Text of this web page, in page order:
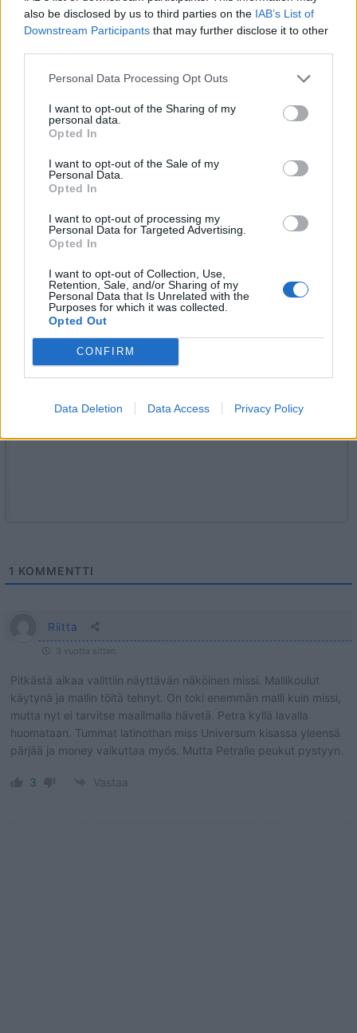
also be disclosed by us to third parties on the IAB’s List of
Downstream Participants that may further disclose it to other
Personal Data Processing Opt Outs
I want to opt-out of the Sharing of my
personal data.
Opted In
I want to opt-out of the Sale of my
Personal Data.
Opted In
I want to opt-out of processing my
Personal Data for Targeted Advertising.
Opted In
I want to opt-out of Collection, Use,
Retention, Sale, and/or Sharing of my
Personal Data that Is Unrelated with the
Purposes for which it was collected.
Opted Out
CONFIRM
Data Deletion Data Access Privacy Policy
Kuvat:
Adelaide Botty Van Den Bruele
Miss Suomi
Nana Partanen
Kommenttiosio
Heräsikö ajatuksia? Kerro mielipiteesi.
sääntöihin.
✨ Nimikone
1 KOMMENTTI
Riitta
3 vuotta sitten
Pitkästä aikaa valittiin näyttävän näköinen missi. Mallikoulut
käytynä ja mallin töitä tehnyt. On toki enemmän malli kuin missi,
mutta nyt ei tarvitse maailmalla hävetä. Petra kyllä lavalla
huomataan. Tummat latinothan miss Universum kisassa yleensä
pärjää ja money vaikuttaa myös. Mutta Petralle peukut pystyyn.
3 Vastaa